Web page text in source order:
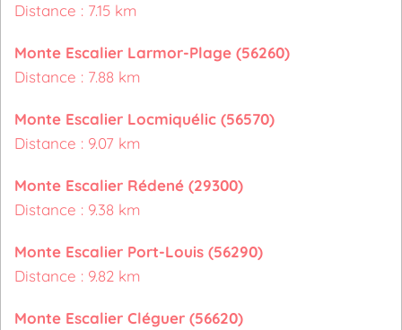
Distance : 7.15 km
Monte Escalier Larmor-Plage (56260)
Distance : 7.88 km
Monte Escalier Locmiquélic (56570)
Distance : 9.07 km
Monte Escalier Rédené (29300)
Distance : 9.38 km
Monte Escalier Port-Louis (56290)
Distance : 9.82 km
Monte Escalier Cléguer (56620)